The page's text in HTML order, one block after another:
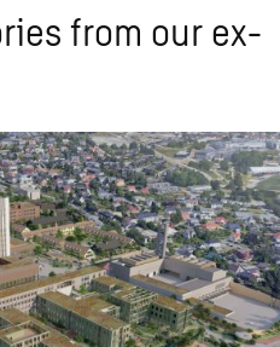
from our ex­